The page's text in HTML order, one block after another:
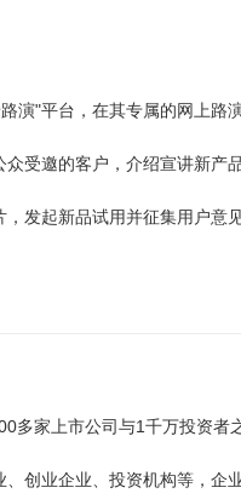
演"平台，在其专属的网上路
受邀的客户，介绍宣讲新产品
发起新品试用并征集用户意
多家上市公司与1千万投资
创业企业、投资机构等，企